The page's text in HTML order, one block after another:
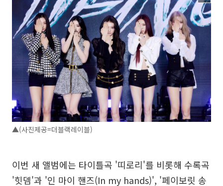
▲(사진제공=더블랙레이블)
이번 새 앨범에는 타이틀곡 '띠로리'를 비롯해 수록곡
'힛뎀'과 '인 마이 핸즈(In my hands)', '페이보릿 송